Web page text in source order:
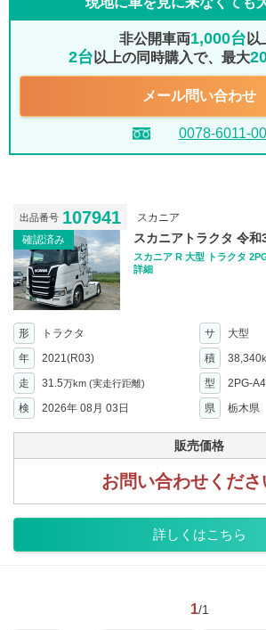
非公開車両1,000台 以
2台 以上の同時購入で、最大
メール問い合わせ
0078-6011-
出品番号 107941
スカニア
確認済み
スカニアトラクタ 令
スカニア R 大型 トラクタ
詳細
形 トラクタ サ
大型
年
2021(R03) 積 38,340
走 31.5万km (実走行距離) 型
2PG-
検
2026年 08月 03日 県 栃木県
販売価格
お問い合わせくださ
詳しくはこちら
1/1